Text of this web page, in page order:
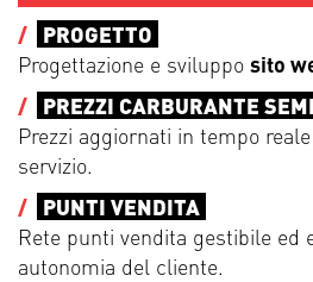
/
PROGETTO
Progettazione e sviluppo sito
/
PREZZI CARBURANTE
Prezzi aggiornati in tempo
servizio.
/
PUNTI VENDITA
Rete punti vendita gestibile ed
autonomia del cliente.